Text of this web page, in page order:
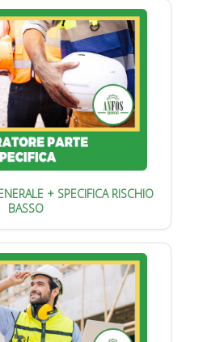
+ SPECIFICA RISCHIO
BASSO